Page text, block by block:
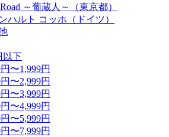
～葡蔵人～（東京都）
ハルト コッホ（ドイツ）
以下
〜1,999円
〜2,999円
〜3,999円
〜4,999円
〜5,999円
〜7,999円